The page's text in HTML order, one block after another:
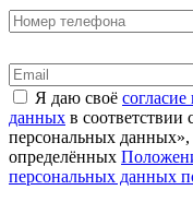
Я даю своё
данных в
персональных данных»,
определённых
персональных данных